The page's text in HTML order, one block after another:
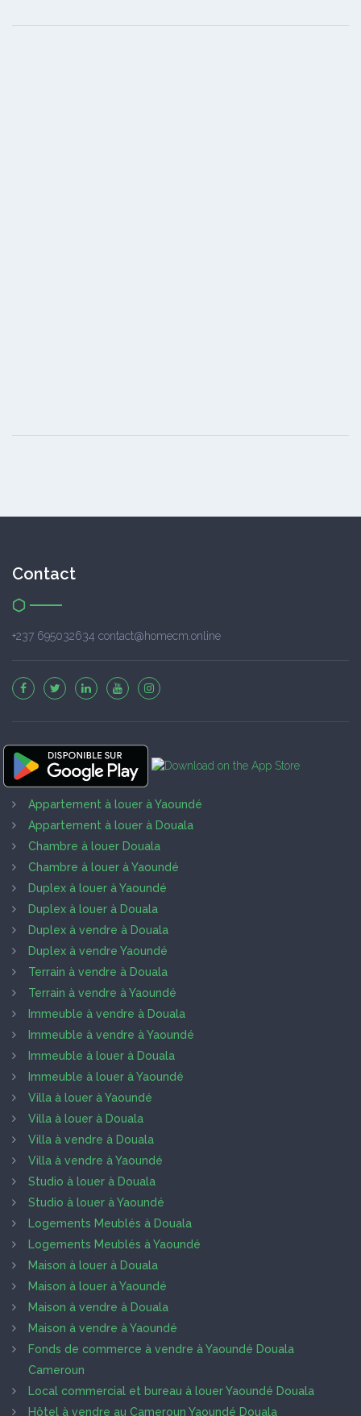
Contact
+237 695032634 contact@homecm.online
Appartement à louer à Yaoundé
Appartement à louer à Douala
Chambre à louer Douala
Chambre à louer à Yaoundé
Duplex à louer à Yaoundé
Duplex à louer à Douala
Duplex à vendre à Douala
Duplex à vendre Yaoundé
Terrain à vendre à Douala
Terrain à vendre à Yaoundé
Immeuble à vendre à Douala
Immeuble à vendre à Yaoundé
Immeuble à louer à Douala
Immeuble à louer à Yaoundé
Villa à louer à Yaoundé
Villa à louer à Douala
Villa à vendre à Douala
Villa à vendre à Yaoundé
Studio à louer à Douala
Studio à louer à Yaoundé
Logements Meublés à Douala
Logements Meublés à Yaoundé
Maison à louer à Douala
Maison à louer à Yaoundé
Maison à vendre à Douala
Maison à vendre à Yaoundé
Fonds de commerce à vendre à Yaoundé Douala
Cameroun
Local commercial et bureau à louer Yaoundé Douala
Hôtel à vendre au Cameroun Yaoundé Douala